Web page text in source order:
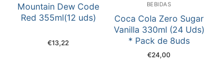
Mountain Dew Code
Red 355ml(12 uds)
€13,22
BEBIDAS
Coca Cola Zero Sugar
Vanilla 330ml (24 Uds)
* Pack de 8uds
€24,00